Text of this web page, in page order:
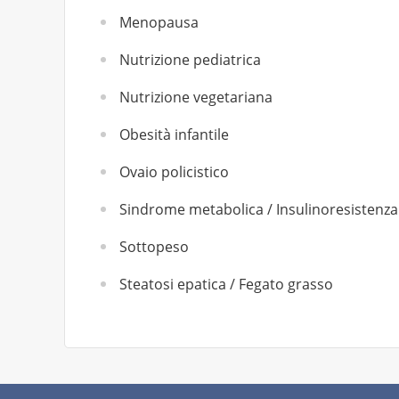
Menopausa
Nutrizione pediatrica
Nutrizione vegetariana
Obesità infantile
Ovaio policistico
Sindrome metabolica / Insulinoresistenza
Sottopeso
Steatosi epatica / Fegato grasso